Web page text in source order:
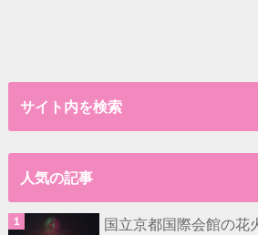
サイト内を検索
人気の記事
国立京都国際会館の花